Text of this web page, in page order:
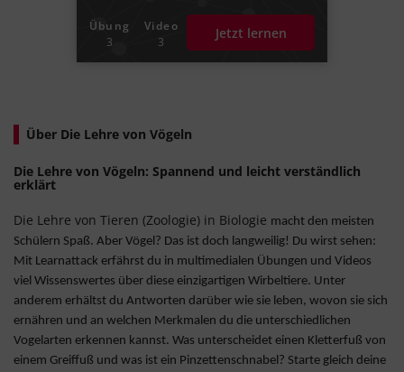
Übung
3
Video
3
Jetzt lernen
Über Die Lehre von Vögeln
Die Lehre von Vögeln: Spannend und leicht verständlich
erklärt
Die Lehre von Tieren (Zoologie) in Biologie macht den meisten
Schülern Spaß. Aber Vögel? Das ist doch langweilig! Du wirst sehen:
Mit Learnattack erfährst du in multimedialen Übungen und Videos
viel Wissenswertes über diese einzigartigen Wirbeltiere. Unter
anderem erhältst du Antworten darüber wie sie leben, wovon sie sich
ernähren und an welchen Merkmalen du die unterschiedlichen
Vogelarten erkennen kannst. Was unterscheidet einen Kletterfuß von
einem Greiffuß und was ist ein Pinzettenschnabel? Starte gleich deine